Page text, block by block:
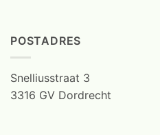
POSTADRES
Snelliusstraat 3
3316 GV Dordrecht